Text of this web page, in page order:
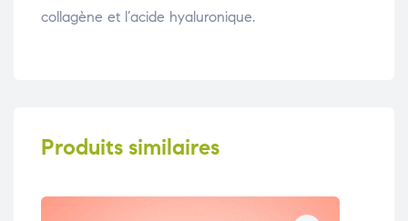
collagène et l’acide hyaluronique.
Produits similaires